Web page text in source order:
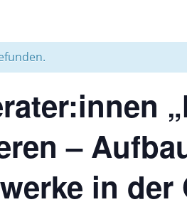
–
in